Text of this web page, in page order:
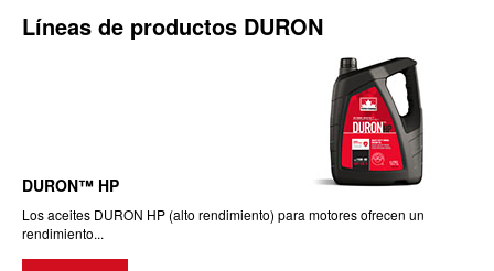
Líneas de productos DURON
DURON™ HP
Los aceites DURON HP (alto rendimiento) para motores ofrecen un
rendimiento...